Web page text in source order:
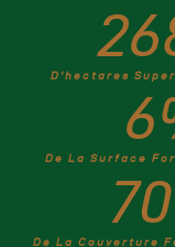
D'hectares
De La Surface
6
De La Couverture
70